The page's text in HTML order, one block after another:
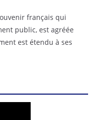
français qui
public, est agréée
est étendu à ses